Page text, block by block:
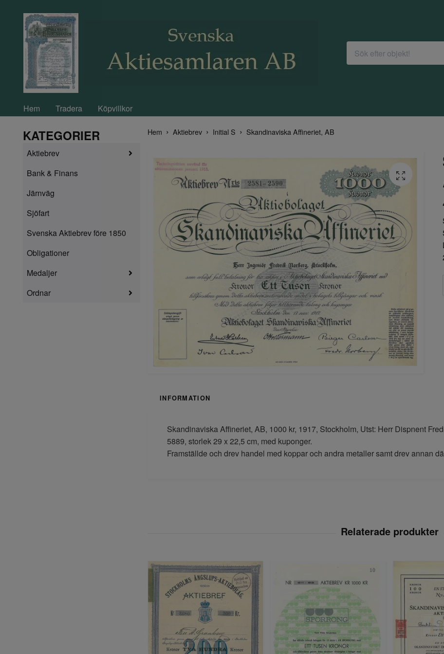
Hem Tradera Köpvillkor
KATEGORIER
Aktiebrev
Bank & Finans
Järnväg
Sjöfart
Svenska Aktiebrev före 1850
Obligationer
Medaljer
Ordnar
Hem Aktiebrev Initial S Skandinaviska Affineriet, AB
INFORMATION
Skandinaviska Affineriet, AB, 1000 kr, 1917, Stockholm, Utst: Herr Dispnent
5889, storlek 29 x 22,5 cm, med kuponger.
Framställde och drev handel med koppar och andra metaller samt drev annan